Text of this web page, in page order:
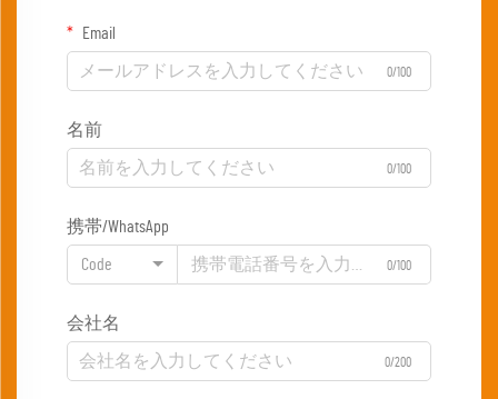
Email
0/100
名前
0/100
携帯/WhatsApp
Code 0/100
会社名
0/200